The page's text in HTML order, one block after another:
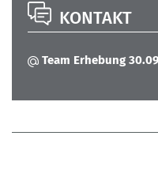
KONTAKT
Team Erhebung